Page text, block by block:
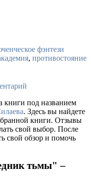
фэнтези
, противостояние
книги под названием
. Здесь вы найдете
книги. Отзывы
свой выбор. После
свой обзор и помочь
тьмы" –